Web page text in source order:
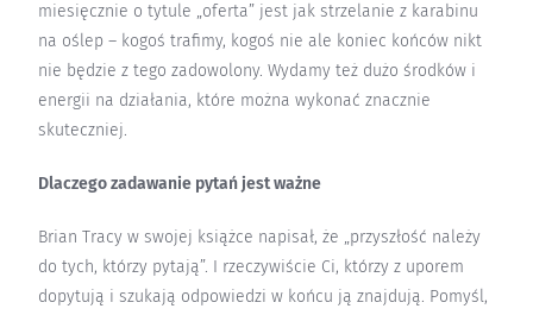
miesięcznie o tytule „oferta” jest jak strzelanie z karabinu
na oślep – kogoś trafimy, kogoś nie ale koniec końców nikt
nie będzie z tego zadowolony. Wydamy też dużo środków i
energii na działania, które można wykonać znacznie
skuteczniej.
Dlaczego zadawanie pytań jest ważne
Brian Tracy w swojej książce napisał, że „przyszłość należy
do tych, którzy pytają”. I rzeczywiście Ci, którzy z uporem
dopytują i szukają odpowiedzi w końcu ją znajdują. Pomyśl,